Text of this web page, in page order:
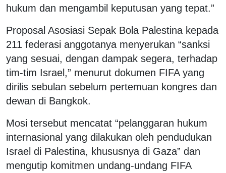
hukum dan mengambil keputusan yang tepat.”
Proposal Asosiasi Sepak Bola Palestina kepada
211 federasi anggotanya menyerukan “sanksi
yang sesuai, dengan dampak segera, terhadap
tim-tim Israel,” menurut dokumen FIFA yang
dirilis sebulan sebelum pertemuan kongres dan
dewan di Bangkok.
Mosi tersebut mencatat “pelanggaran hukum
internasional yang dilakukan oleh pendudukan
Israel di Palestina, khususnya di Gaza” dan
mengutip komitmen undang-undang FIFA